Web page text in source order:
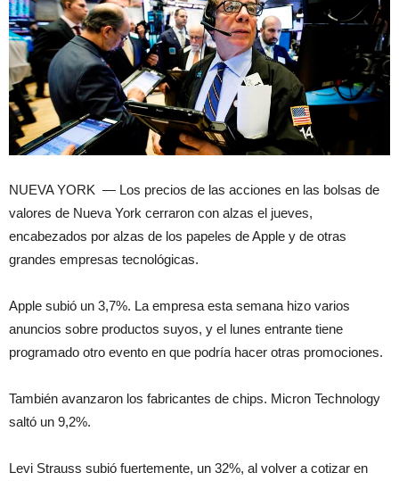
NUEVA YORK — Los precios de las acciones en las bolsas de
valores de Nueva York cerraron con alzas el jueves,
encabezados por alzas de los papeles de Apple y de otras
grandes empresas tecnológicas.
Apple subió un 3,7%. La empresa esta semana hizo varios
anuncios sobre productos suyos, y el lunes entrante tiene
programado otro evento en que podría hacer otras promociones.
También avanzaron los fabricantes de chips. Micron Technology
saltó un 9,2%.
Levi Strauss subió fuertemente, un 32%, al volver a cotizar en